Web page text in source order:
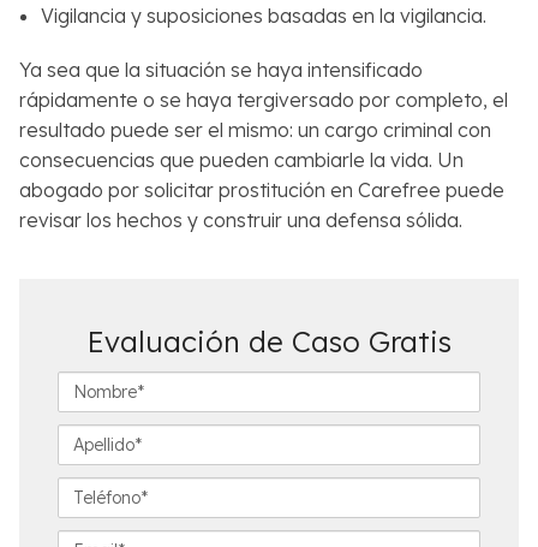
Vigilancia y suposiciones basadas en la vigilancia.
Ya sea que la situación se haya intensificado
rápidamente o se haya tergiversado por completo, el
resultado puede ser el mismo: un cargo criminal con
consecuencias que pueden cambiarle la vida. Un
abogado por solicitar prostitución en Carefree puede
revisar los hechos y construir una defensa sólida.
Evaluación de Caso Gratis
o
m
r
*
p
e
l
e
l